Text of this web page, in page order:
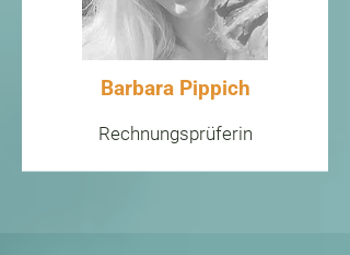
Barbara Pippich
Rechnungsprüferin